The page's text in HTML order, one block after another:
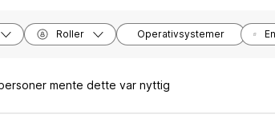
Roller Operativsystemer
mente dette var nyttig